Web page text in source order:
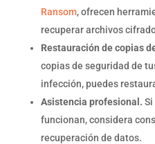
Ransom, ofrecen
recuperar archivos
Restauración de copias
copias de seguridad de
infección, puedes
Asistencia profesional.
funcionan, considera
recuperación de datos.